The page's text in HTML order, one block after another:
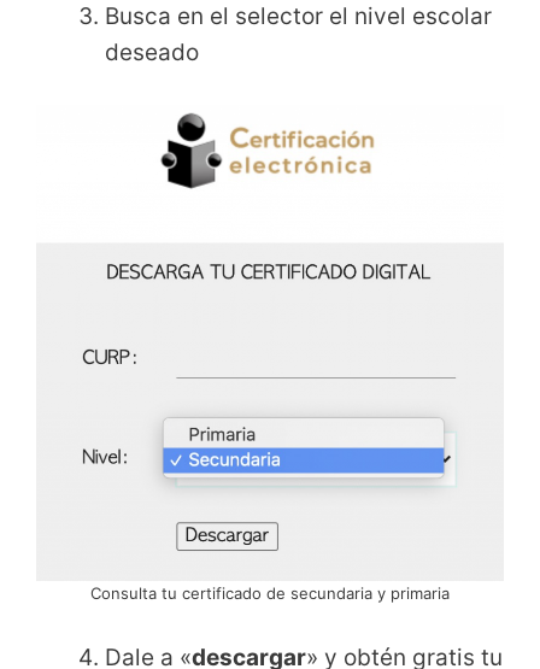
Busca en el selector el nivel escolar
deseado
Consulta tu certificado de secundaria y primaria
Dale a «descargar» y obtén gratis tu